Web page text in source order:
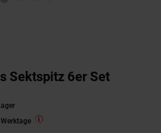
Sektspitz 6er Set